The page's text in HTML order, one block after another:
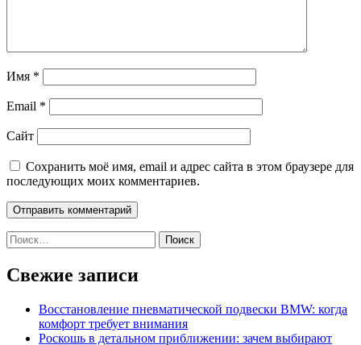
Имя *
Email *
Сайт
Сохранить моё имя, email и адрес сайта в этом браузере для
последующих моих комментариев.
Найти:
Свежие записи
Восстановление пневматической подвески BMW: когда
комфорт требует внимания
Роскошь в детальном приближении: зачем выбирают